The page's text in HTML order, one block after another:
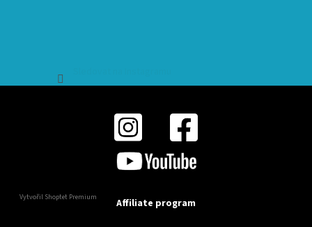
Vytvořil Shoptet Premium Affiliate program